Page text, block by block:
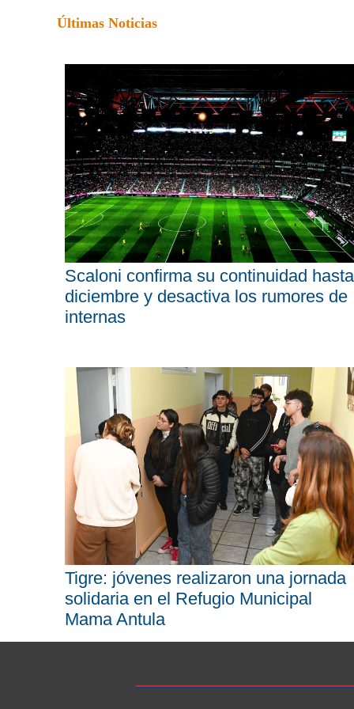
Últimas Noticias
Scaloni confirma su continuidad hasta
diciembre y desactiva los rumores de
internas
Tigre: jóvenes realizaron una jornada
solidaria en el Refugio Municipal
Mama Antula